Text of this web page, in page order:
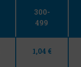
300-
499
1,04 €